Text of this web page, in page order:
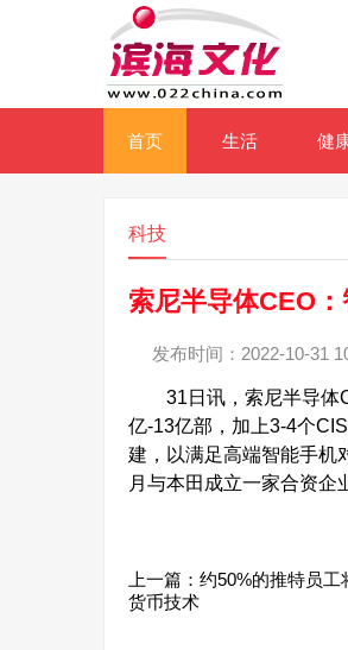
首页 生活 健
科技
索尼半导体CEO
发布时间：2022-10-31
31日讯，索尼半导体
亿-13亿部，加上3-4个
建，以满足高端智能手机
月与本田成立一家合资企
上一篇： 约50%的推特员
货币技术